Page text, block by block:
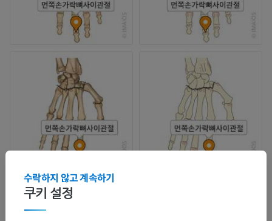
쿠키 설정
수락하지 않고 계속하기